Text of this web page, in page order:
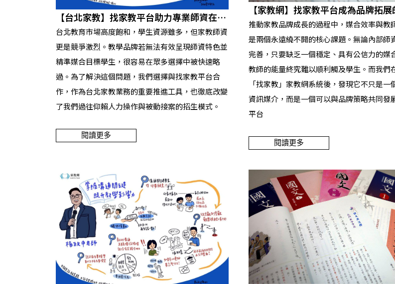
【台北家教】找家教平台助力專業師資在都
市競爭中脫穎而出
台北教育市場高度飽和，學生資源雖多，但家教師資
更是競爭激烈。教學品牌若無法有效呈現師資特色並
精準媒合目標學生，很容易在眾多選擇中被快速略
過。為了解決這個問題，我們選擇與找家教平台合
作，作為台北家教業務的重要推進工具，也徹底改變
了我們過往仰賴人力操作與被動接案的招生模式。
閱讀更多
【家教網】找家教平台成為品牌拓
後盾
推動家教品牌成長的過程中，媒合效率與教
是兩個永遠繞不開的核心課題。無論內部師
完善，只要缺乏一個穩定、具有公信力的媒
教師的能量終究難以順利觸及學生。而我們
「找家教」家教網系統後，發現它不只是一
資訊媒介，而是一個可以與品牌策略共同發
平台
閱讀更多